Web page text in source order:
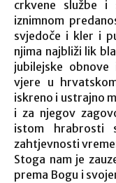
crkvene službe i
iznimnom
svjedoče i kler i
njima najbliži lik
jubilejske
vjere u
iskreno i ustrajno
i za njegov
istom hrabrosti
zahtjevnosti
Stoga nam je
prema Bogu i